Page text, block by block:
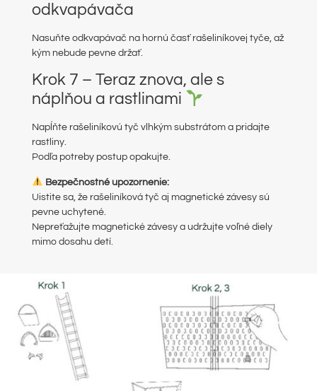
odkvapávača
Nasuňte odkvapávač na hornú časť rašeliníkovej tyče, až
kým nebude pevne držať.
Krok 7 – Teraz znova, ale s
náplňou a rastlinami
Napĺňte rašeliníkovú tyč vlhkým substrátom a pridajte
rastliny.
Podľa potreby postup opakujte.
Bezpečnostné upozornenie:
Uistite sa, že rašeliníková tyč aj magnetické závesy sú
pevne uchytené.
Nepreťažujte magnetické závesy a udržujte voľné diely
mimo dosahu detí.